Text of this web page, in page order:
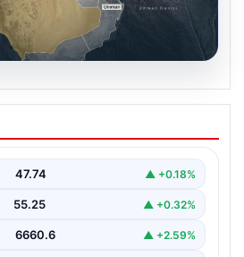
Anlaşması ne
Türkiye, Suudi
çıktı
47.74 ▲ +0.18%
55.25 ▲ +0.32%
6660.6 ▲ +2.59%